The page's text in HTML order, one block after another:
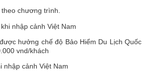
chương trình.
nhập cảnh Việt Nam
hưởng chế độ Bảo Hiểm Du Lịch Quốc
vnd/khách
nhập cảnh Việt Nam